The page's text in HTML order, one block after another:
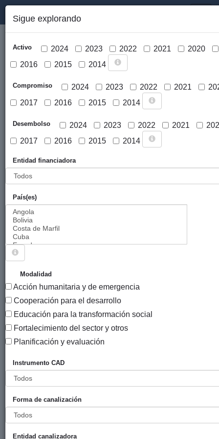
Cargar mapa
Sigue explorando
Activo 2024 2023 2022 2021
2020
2016
2015 2014
Compromiso 2024 2023 2022 2021
2017
2016 2015 2014
Desembolso 2024 2023 2022 2021
2017
2016 2015 2014
Entidad financiadora
País(es)
Modalidad
Acción humanitaria y de emergencia
Cooperación para el desarrollo
Educación para la transformación social
Fortalecimiento del sector y otros
Planificación y evaluación
Instrumento CAD
Forma de canalización
Entidad canalizadora
PROYECTOS CUYO SECTOR CRS ES ATENCIÓN
SANITARIA BÁSICA.
66 PROYECTOS
Entidad
financiadora
Reubicación
de la escuela
atención de
niñas y niños
con
discapacidad,
Diputación
Kupu Kupu 2022